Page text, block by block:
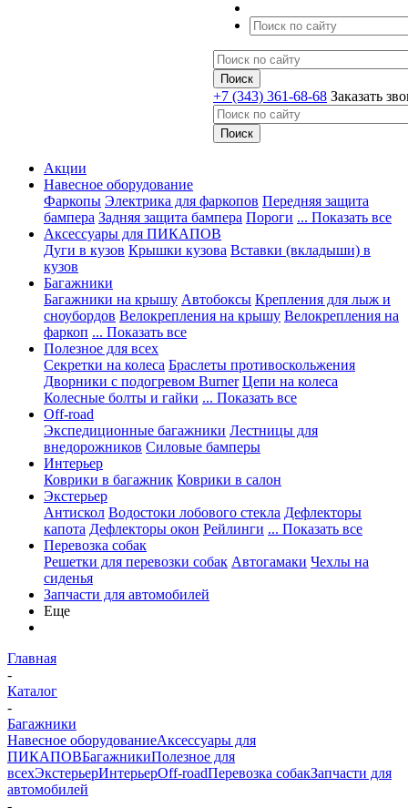
+7 (343) 361-68-68 Заказать
Акции
Навесное оборудование
Фаркопы Электрика для фаркопов Передняя защита
бампера Задняя защита бампера Пороги ... Показать все
Аксессуары для ПИКАПОВ
Дуги в кузов Крышки кузова Вставки (вкладыши) в
кузов
Багажники
Багажники на крышу Автобоксы Крепления для лыж и
сноубордов Велокрепления на крышу Велокрепления на
фаркоп ... Показать все
Полезное для всех
Секретки на колеса Браслеты противоскольжения
Дворники с подогревом Burner Цепи на колеса
Колесные болты и гайки ... Показать все
Off-road
Экспедиционные багажники Лестницы для
внедорожников Силовые бамперы
Интерьер
Коврики в багажник Коврики в салон
Экстерьер
Антискол Водостоки лобового стекла Дефлекторы
капота Дефлекторы окон Рейлинги ... Показать все
Перевозка собак
Решетки для перевозки собак Автогамаки Чехлы на
сиденья
Запчасти для автомобилей
Еще
Главная
-
Каталог
-
Багажники
Навесное оборудованиеАксессуары для
ПИКАПОВБагажникиПолезное для
всехЭкстерьерИнтерьерOff-roadПеревозка собакЗапчасти для
автомобилей